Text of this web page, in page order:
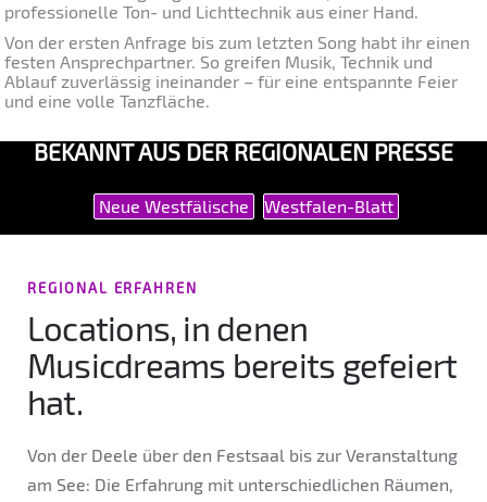
professionelle Ton- und Lichttechnik aus einer Hand.
Von der ersten Anfrage bis zum letzten Song habt ihr einen
festen Ansprechpartner. So greifen Musik, Technik und
Ablauf zuverlässig ineinander – für eine entspannte Feier
und eine volle Tanzfläche.
BEKANNT AUS DER REGIONALEN PRESSE
Neue Westfälische Westfalen-Blatt
REGIONAL ERFAHREN
Locations, in denen
Musicdreams bereits gefeiert
hat.
Von der Deele über den Festsaal bis zur Veranstaltung
am See: Die Erfahrung mit unterschiedlichen Räumen,